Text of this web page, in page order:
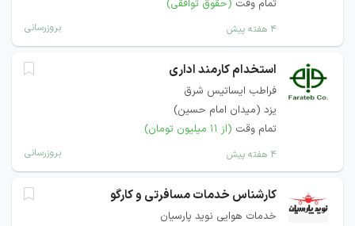
تمام وقت (حقوق توافقی)
۴ هفته پیش بروزرسانی
استخدام کارمند اداری
فراطب ایساتیس شرق
یزد (میدان امام حسین)
تمام وقت (از ۱۱ میلیون تومان)
۴ هفته پیش بروزرسانی
کارشناس خدمات مسافرتی و کارگو
خدمات هوایی نوید پارسیان